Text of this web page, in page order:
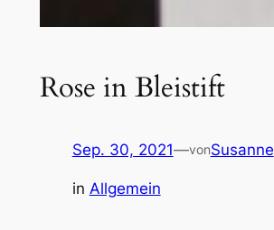
Rose in Bleistift
Sep. 30, 2021—vonSusanne
in Allgemein